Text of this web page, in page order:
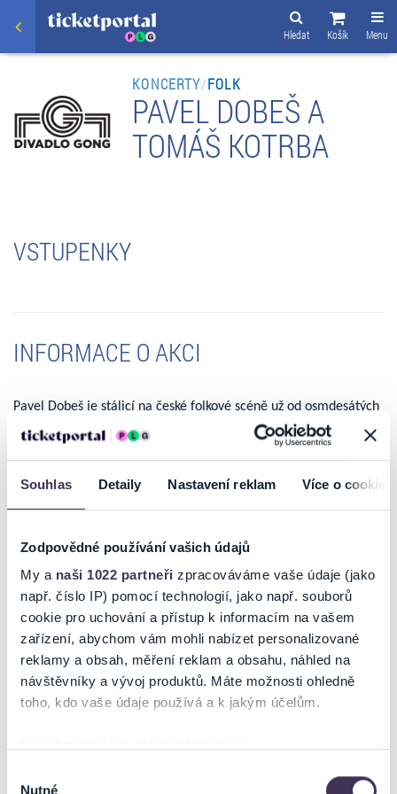
Souhlas Detaily Nastavení reklam Více o cookies
Zodpovědné používání vašich údajů
My a naši 1022 partneři zpracováváme vaše údaje (jako
např. číslo IP) pomocí technologií, jako např. souborů
cookie pro uchování a přístup k informacím na vašem
zařízení, abychom vám mohli nabízet personalizované
reklamy a obsah, měření reklam a obsahu, náhled na
návštěvníky a vývoj produktů. Máte možnosti ohledně
toho, kdo vaše údaje používá a k jakým účelům.
které mohou být přesné na několik metrů
Nutné
Menu
Košík
Hledat
KONCERTY/FOLK
PAVEL DOBEŠ A
TOMÁŠ KOTRBA
VSTUPENKY
INFORMACE O AKCI
Pavel Dobeš je stálicí na české folkové scéně už od osmdesátých
let. Mezi jeho hlavní přednosti patří brilantní práce s jazykem a
slovní humor. Jeho živé, bezprostřední vystupování mu získává
Začátky Dobešova působení jsou spojeny s ostravskými
jeho zájem soustředil na country a folkovou hudbu (B-komplex,
později Minimum), přechod k folku je spojen s prvním
vystoupením na festivalu Folkový kolotoč v roce 1983, kde se
představil písněmi Jarmila, Blažek, Hrušky, Krtci.
Od poloviny 80. let vyvíjí intenzívní koncertní činnost, s
Martinem Kratochvílem nahrávají Skupinové foto, opakovaně
přijímá pozvání Miloslava Šimka do divadla Semafor, vystupuje
písničky, které se na koncertní pódia už dlouhé roky nedostaly.
Číst více